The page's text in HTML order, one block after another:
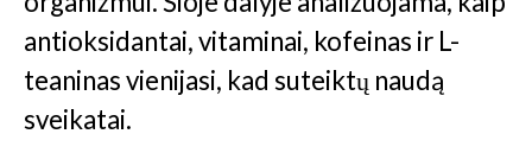
antioksidantai, vitaminai, kofeinas ir L-
teaninas vienijasi, kad suteiktų naudą
sveikatai.